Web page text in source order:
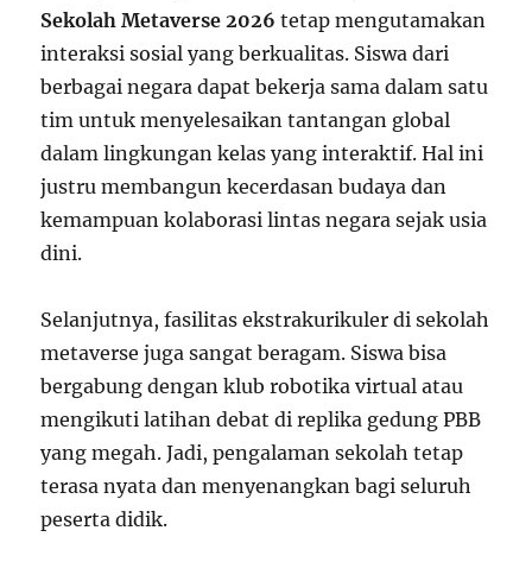
Sekolah Metaverse 2026 tetap mengutamakan
interaksi sosial yang berkualitas. Siswa dari
berbagai negara dapat bekerja sama dalam satu
tim untuk menyelesaikan tantangan global
dalam lingkungan kelas yang interaktif. Hal ini
justru membangun kecerdasan budaya dan
kemampuan kolaborasi lintas negara sejak usia
dini.
Selanjutnya, fasilitas ekstrakurikuler di sekolah
metaverse juga sangat beragam. Siswa bisa
bergabung dengan klub robotika virtual atau
mengikuti latihan debat di replika gedung PBB
yang megah. Jadi, pengalaman sekolah tetap
terasa nyata dan menyenangkan bagi seluruh
peserta didik.